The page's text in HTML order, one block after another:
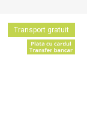
Transport gratuit